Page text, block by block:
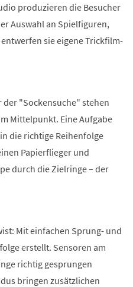
produzieren die Besucher
Auswahl an Spielfiguren,
sie eigene Trickfilm-
der "Sockensuche" stehen
Mittelpunkt. Eine Aufgabe
die richtige Reihenfolge
Papierflieger und
durch die Zielringe – der
Mit einfachen Sprung- und
erstellt. Sensoren am
richtig gesprungen
bringen zusätzlichen